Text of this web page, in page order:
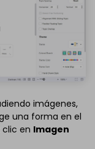
imágenes,
una forma en el
clic en Imagen